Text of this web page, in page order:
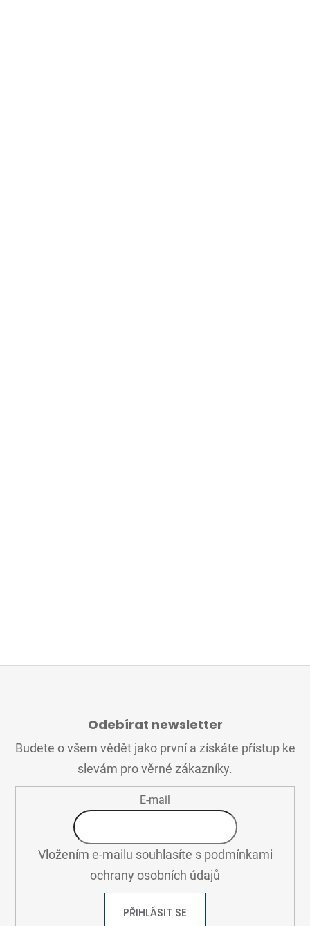
Odebírat newsletter
Budete o všem vědět jako první a získáte přístup ke
slevám pro věrné zákazníky.
E-mail
Vložením e-mailu souhlasíte s podmínkami
ochrany osobních údajů
PŘIHLÁSIT SE